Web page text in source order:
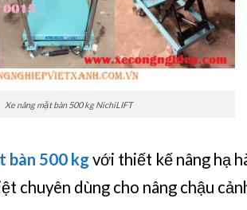
Xe nâng mặt bàn 500 kg NichiLIFT
bàn 500 kg với thiết kế nâng hạ
chuyên dùng cho nâng chậu